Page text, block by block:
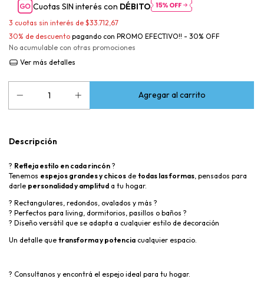
Cuotas SIN interés con DÉBITO
3 cuotas sin interés de $33.712,67
30% de descuento pagando con PROMO EFECTIVO!! - 30% OFF
No acumulable con otras promociones
Ver más detalles
Descripción
? Refleja estilo en cada rincón ?
Tenemos espejos grandes y chicos de todas las formas, pensados para
darle personalidad y amplitud a tu hogar.
? Rectangulares, redondos, ovalados y más ?
? Perfectos para living, dormitorios, pasillos o baños ?
? Diseño versátil que se adapta a cualquier estilo de decoración
Un detalle que transforma y potencia cualquier espacio.
? Consultanos y encontrá el espejo ideal para tu hogar.